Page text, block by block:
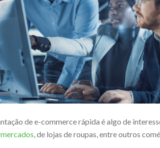
de e-commerce rápida é algo de
, de lojas de roupas, entre outros